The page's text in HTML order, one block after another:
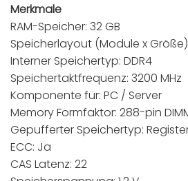
Merkmale
RAM-Speicher: 32 GB
Speicherlayout (Module x Größe):
Interner Speichertyp: DDR4
Speichertaktfrequenz: 3200 MHz
Komponente für: PC / Server
Memory Formfaktor: 288-pin
Gepufferter Speichertyp:
ECC: Ja
CAS Latenz: 22